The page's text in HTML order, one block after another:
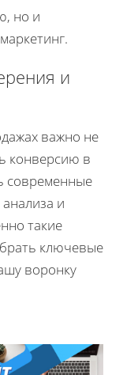
но и
и
важно не
конверсию в
современные
и
такие
ключевые
воронку